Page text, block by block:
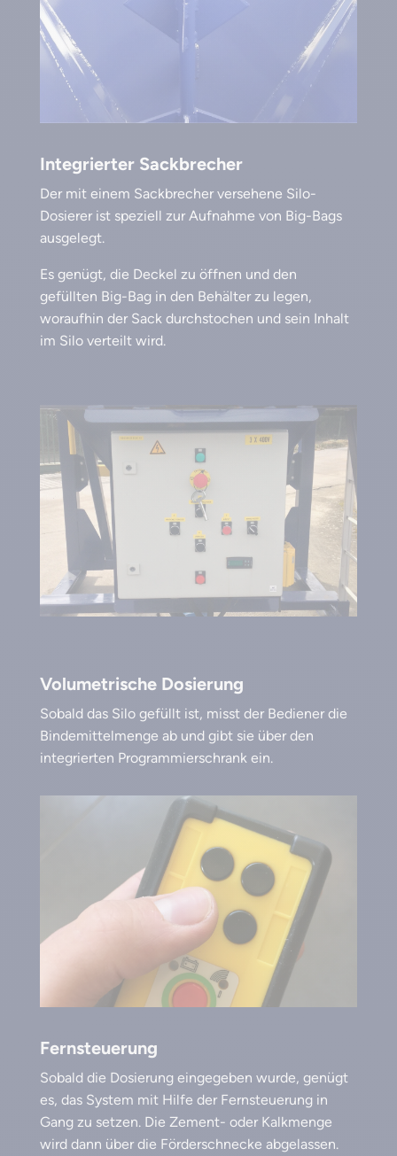
Integrierter Sackbrecher
Der mit einem Sackbrecher versehene Silo-
Dosierer ist speziell zur Aufnahme von Big-Bags
ausgelegt.
Es genügt, die Deckel zu öffnen und den
gefüllten Big-Bag in den Behälter zu legen,
woraufhin der Sack durchstochen und sein Inhalt
im Silo verteilt wird.
Volumetrische Dosierung
Sobald das Silo gefüllt ist, misst der Bediener die
Bindemittelmenge ab und gibt sie über den
integrierten Programmierschrank ein.
Fernsteuerung
Sobald die Dosierung eingegeben wurde, genügt
es, das System mit Hilfe der Fernsteuerung in
Gang zu setzen. Die Zement- oder Kalkmenge
wird dann über die Förderschnecke abgelassen.